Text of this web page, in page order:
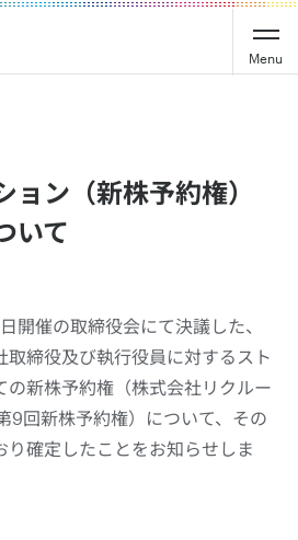
Menu
ョン（新株予約権）
いて
開催の取締役会にて決議した、
取締役及び執行役員に対するスト
の新株予約権（株式会社リクルー
9回新株予約権）について、その
り確定したことをお知らせしま